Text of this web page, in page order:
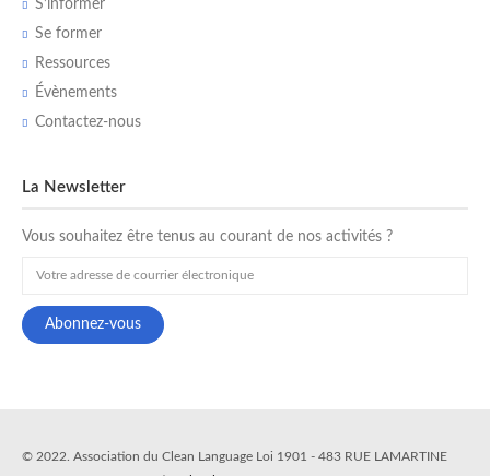
S’informer
Se former
Ressources
Évènements
Contactez-nous
La Newsletter
Vous souhaitez être tenus au courant de nos activités ?
© 2022. Association du Clean Language Loi 1901 - 483 RUE LAMARTINE